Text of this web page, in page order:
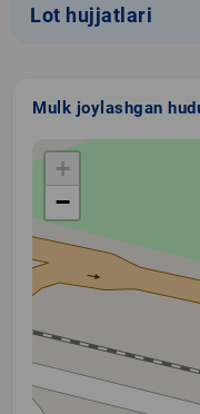
Lot hujjatlari
Mulk joylashgan
+
−